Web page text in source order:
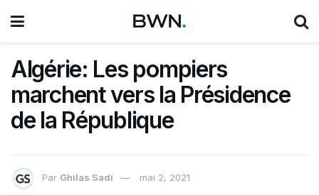
Algérie: Les pompiers
marchent vers la Présidence
de la République
Par Ghilas Sadi mai 2, 2021